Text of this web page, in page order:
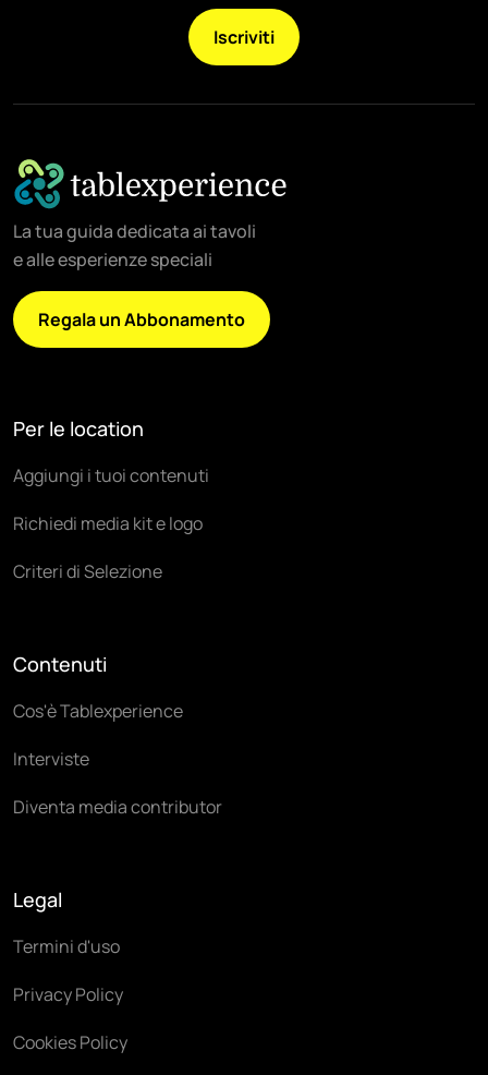
Iscriviti
La tua guida dedicata ai tavoli
e alle esperienze speciali
Regala un Abbonamento
Per le location
Aggiungi i tuoi contenuti
Richiedi media kit e logo
Criteri di Selezione
Contenuti
Cos'è Tablexperience
Interviste
Diventa media contributor
Legal
Termini d'uso
Privacy Policy
Cookies Policy